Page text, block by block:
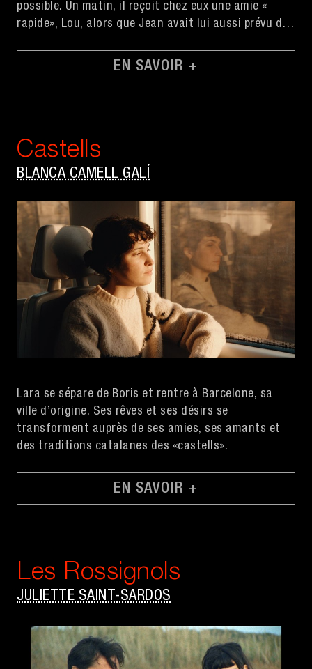
possible. Un matin, il reçoit chez eux une amie «
rapide», Lou, alors que Jean avait lui aussi prévu de
EN SAVOIR +
Castells
BLANCA CAMELL GALÍ
Lara se sépare de Boris et rentre à Barcelone, sa
ville d’origine. Ses rêves et ses désirs se
transforment auprès de ses amies, ses amants et
des traditions catalanes des «castells».
EN SAVOIR +
Les Rossignols
JULIETTE SAINT-SARDOS